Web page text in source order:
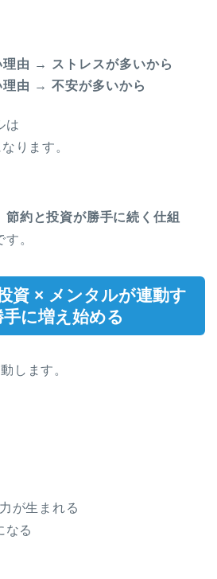
理由 → ストレスが多いから
理由 → 不安が多いから
は
ります。
節約と投資が勝手に続く仕組
。
資 × メンタルが連動す
に増え始める
します。
が生まれる
なる